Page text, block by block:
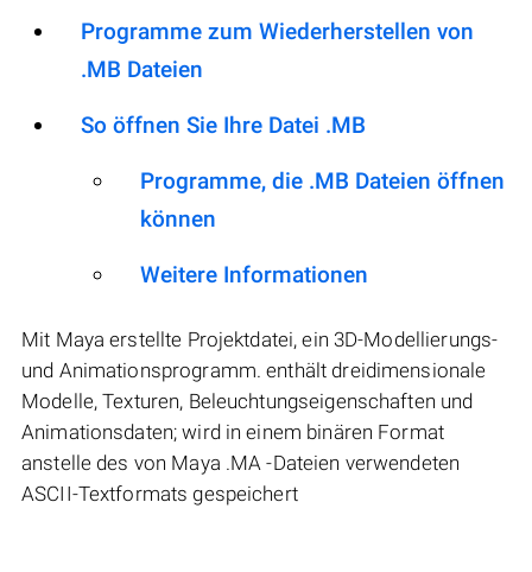
Programme zum Wiederherstellen von
.MB Dateien
So öffnen Sie Ihre Datei .MB
Programme, die .MB Dateien öffnen
können
Weitere Informationen
Mit Maya erstellte Projektdatei, ein 3D-Modellierungs-
und Animationsprogramm. enthält dreidimensionale
Modelle, Texturen, Beleuchtungseigenschaften und
Animationsdaten; wird in einem binären Format
anstelle des von Maya .MA -Dateien verwendeten
ASCII-Textformats gespeichert